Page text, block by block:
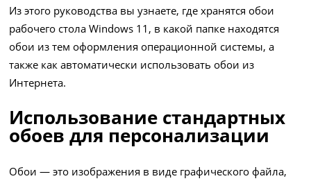
Из этого руководства вы узнаете, где хранятся обои
рабочего стола Windows 11, в какой папке находятся
обои из тем оформления операционной системы, а
также как автоматически использовать обои из
Интернета.
Использование стандартных
обоев для персонализации
Обои — это изображения в виде графического файла,